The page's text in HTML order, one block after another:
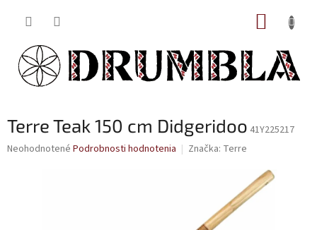
Terre Teak 150 cm Didgeridoo 41Y225217
Priemerné
Neohodnotené Podrobnosti hodnotenia Značka: Terre